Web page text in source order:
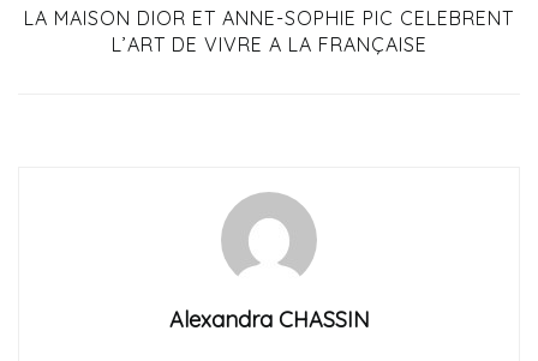
LA MAISON DIOR ET ANNE-SOPHIE PIC CELEBRENT
L’ART DE VIVRE A LA FRANÇAISE
Alexandra CHASSIN